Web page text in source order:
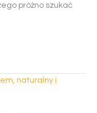
próżno szukać